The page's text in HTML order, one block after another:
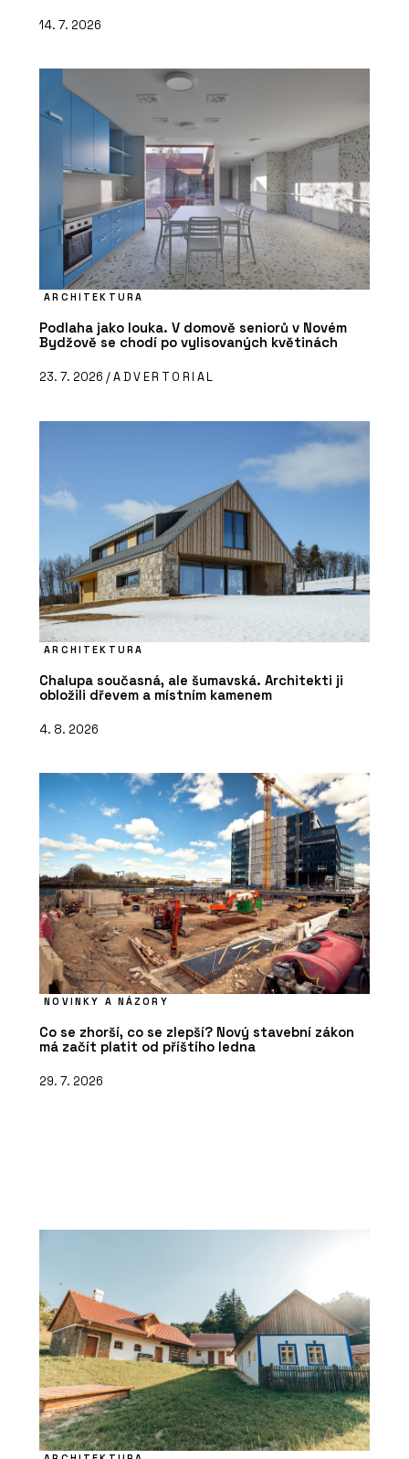
14. 7. 2026
ARCHITEKTURA
Podlaha jako louka. V domově seniorů v Novém
Bydžově se chodí po vylisovaných květinách
23. 7. 2026 /ADVERTORIAL
ARCHITEKTURA
Chalupa současná, ale šumavská. Architekti ji
obložili dřevem a místním kamenem
4. 8. 2026
NOVINKY A NÁZORY
Co se zhorší, co se zlepší? Nový stavební zákon
má začít platit od příštího ledna
29. 7. 2026